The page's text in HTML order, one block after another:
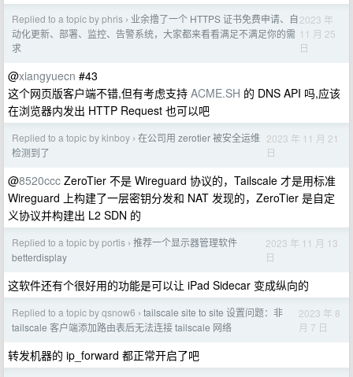
Replied to a topic by phris › 业余撸了一个 HTTPS 证书免费申请、自
动化更新、部署、监控、告警系统，大家都来看看满足不满足你的需
求
2023 年
11 月 25
日
@xiangyuecn #43
这个网页版客户端不错,但有考虑支持 ACME.SH 的 DNS API 吗,应该
在浏览器内发出 HTTP Request 也可以吧
Replied to a topic by kinboy › 在公司用 zerotier 被安全运维
检测到了
2023 年 11 月 21
日
@8520ccc ZeroTier 不是 Wireguard 协议的，Tailscale 才是用标准
Wireguard 上构建了一层密钥分发和 NAT 发现的，ZeroTier 是自定
义协议并构建出 L2 SDN 的
Replied to a topic by portis › 推荐一个显示器管理软件
betterdisplay
2023 年 11 月 13
日
这软件还有个很好用的功能是可以让 iPad Sidecar 变成纵向的
Replied to a topic by qsnow6 › tailscale site to site 设置问题：非
tailscale 客户端添加路由表后无法连接 tailscale 网络
2023 年 8
月 7 日
转发机器的 ip_forward 都正常开启了吧